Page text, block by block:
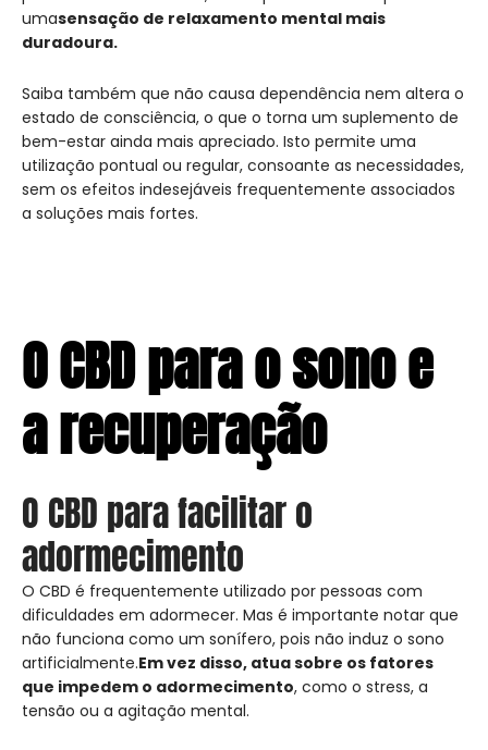
umasensação de relaxamento mental mais
duradoura.
Saiba também que não causa dependência nem altera o
estado de consciência, o que o torna um suplemento de
bem-estar ainda mais apreciado. Isto permite uma
utilização pontual ou regular, consoante as necessidades,
sem os efeitos indesejáveis frequentemente associados
a soluções mais fortes.
O CBD para o sono e
a recuperação
O CBD para facilitar o
adormecimento
O CBD é frequentemente utilizado por pessoas com
dificuldades em adormecer. Mas é importante notar que
não funciona como um sonífero, pois não induz o sono
artificialmente.Em vez disso, atua sobre os fatores
que impedem o adormecimento, como o stress, a
tensão ou a agitação mental.